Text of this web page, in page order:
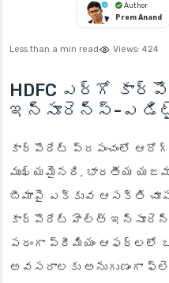
Author
Prem Anand
Less than a min read Views: 424
HDFC ఎర్గో
ఇన్సూరెన్స్-ఎ
కార్పొరేట్ ప్రపంచంలో
ముఖ్యమైనది. భారతీయ
బీమాపై ఎక్కువ ఆసక్తి
కార్పొరేట్ హెల్త్
పరంగా ప్రీమియం ఆఫర్లలో
అవసరాలకు అనుగుణంగా